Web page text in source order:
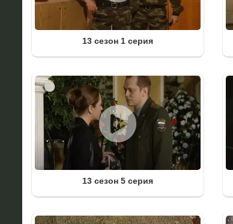
13 сезон 1 серия
13 сезон 5 серия